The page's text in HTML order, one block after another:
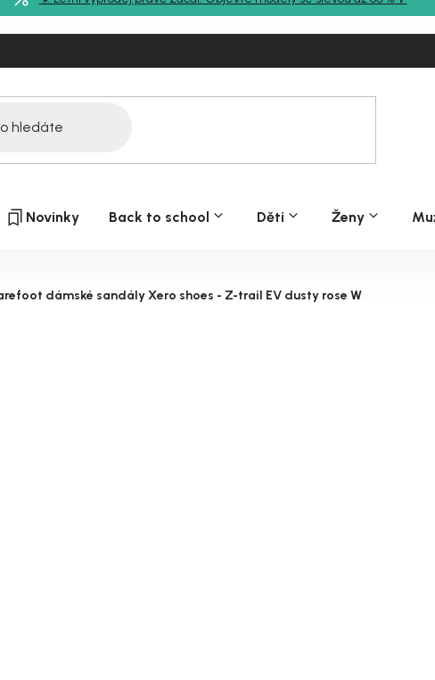
Novinky Back to school Děti Ženy
dámské sandály Xero shoes - Z-trail EV dusty rose W